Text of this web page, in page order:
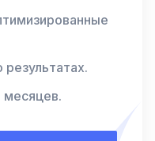
месяцев.